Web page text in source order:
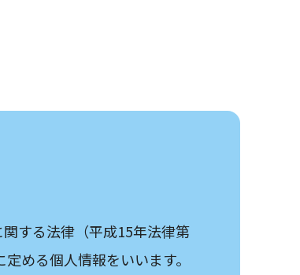
する法律（平成15年法律第
める個人情報をいいます。